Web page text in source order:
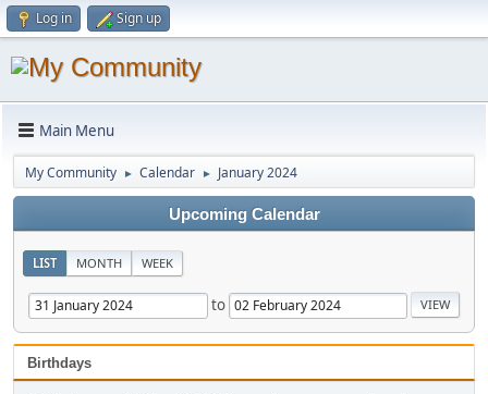
Log in Sign up
Main Menu
My Community ► Calendar ► January 2024
Upcoming Calendar
LIST MONTH WEEK
to
Birthdays